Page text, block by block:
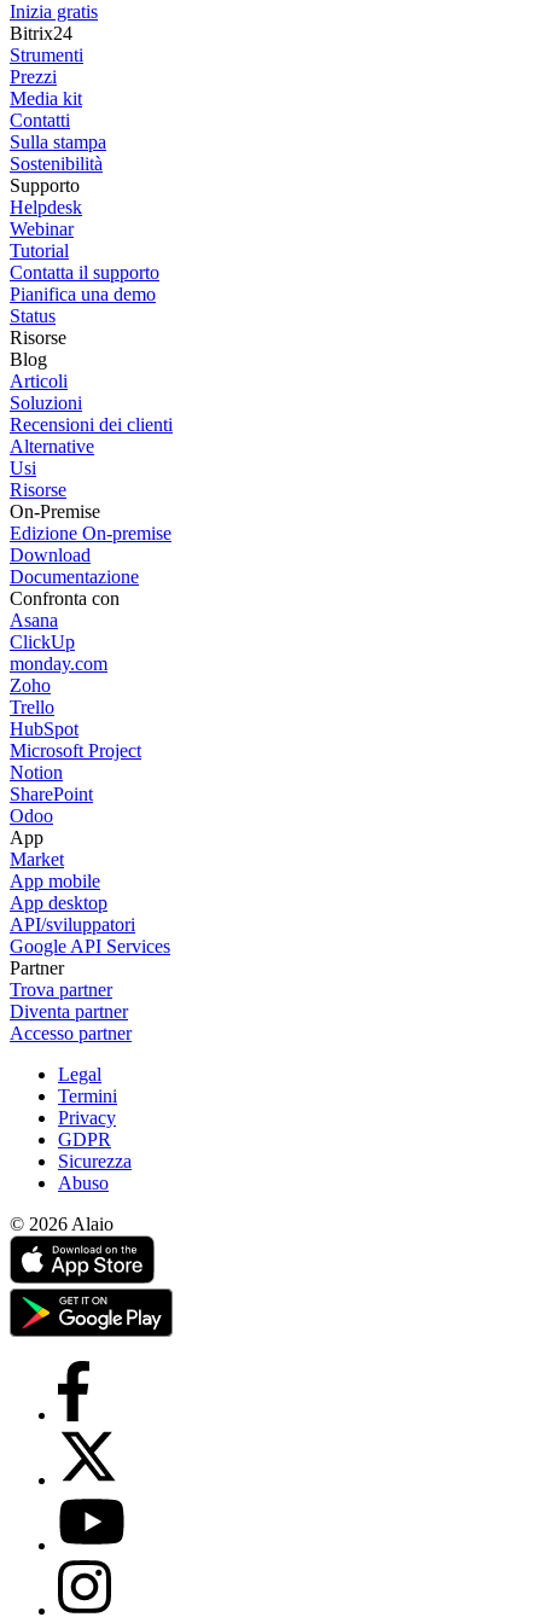
Inizia gratis
Bitrix24
Strumenti
Prezzi
Media kit
Contatti
Sulla stampa
Sostenibilità
Supporto
Helpdesk
Webinar
Tutorial
Contatta il supporto
Pianifica una demo
Status
Risorse
Blog
Articoli
Soluzioni
Recensioni dei clienti
Alternative
Usi
Risorse
On-Premise
Edizione On-premise
Download
Documentazione
Confronta con
Asana
ClickUp
monday.com
Zoho
Trello
HubSpot
Microsoft Project
Notion
SharePoint
Odoo
App
Market
App mobile
App desktop
API/sviluppatori
Google API Services
Partner
Trova partner
Diventa partner
Accesso partner
Legal
Termini
Privacy
GDPR
Sicurezza
Abuso
© 2026 Alaio